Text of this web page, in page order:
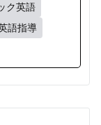
ク英語
語指導